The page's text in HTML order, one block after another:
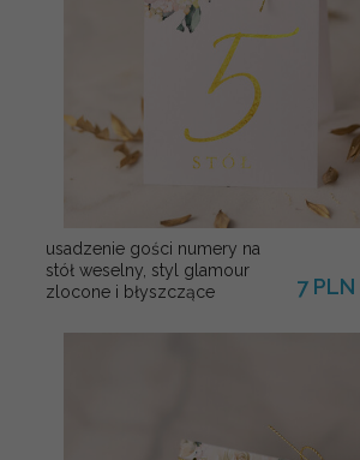
usadzenie gości numery na
stół weselny, styl glamour
zlocone i błyszczące
7 PLN